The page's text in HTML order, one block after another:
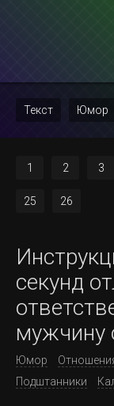
Текст Юмор
1 2 3
25 26
секунд
мужчину
Юмор
Подштанники